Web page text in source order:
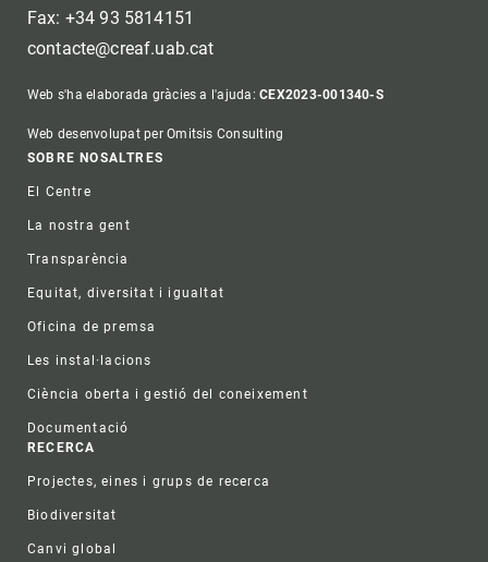
Fax: +34 93 5814151
contacte@creaf.uab.cat
Web s'ha elaborada gràcies a l'ajuda:CEX2023-001340-S
Web desenvolupat per Omitsis Consulting
Footer
SOBRE NOSALTRES
El Centre
La nostra gent
Transparència
Equitat, diversitat i igualtat
Oficina de premsa
Les instal·lacions
Ciència oberta i gestió del coneixement
Documentació
RECERCA
Projectes, eines i grups de recerca
Biodiversitat
Canvi global